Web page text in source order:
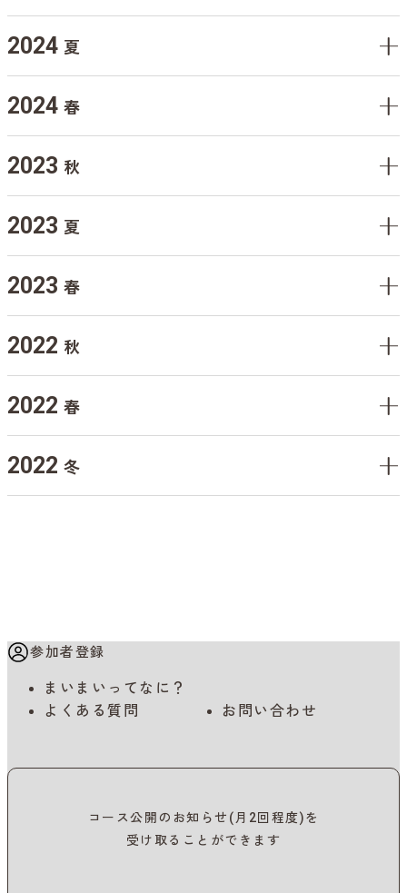
2024 夏
2024 春
2023 秋
2023 夏
2023 春
2022 秋
2022 春
2022 冬
参加者登録
まいまいってなに？
よくある質問
お問い合わせ
コース公開のお知らせ(月2回程度)を
受け取ることができます